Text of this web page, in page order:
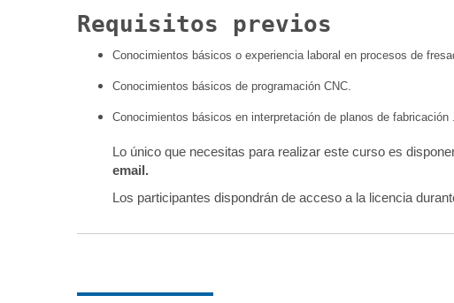
Requisitos previos
Conocimientos básicos o experiencia laboral en procesos de
Conocimientos básicos de programación CNC.
Conocimientos básicos en interpretación de planos de fabricación .
Lo único que necesitas para realizar este curso es
email.
Los participantes dispondrán de acceso a la licencia